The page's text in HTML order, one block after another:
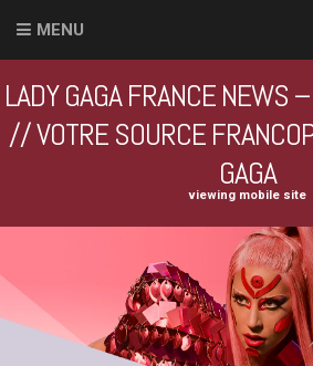
MENU
LADY GAGA FRANCE NEWS
// VOTRE SOURCE
GAGA
viewing mobile site